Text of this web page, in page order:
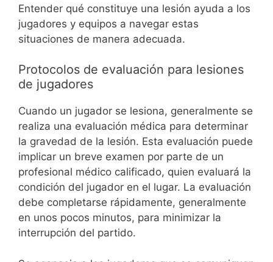
Entender qué constituye una lesión ayuda a los
jugadores y equipos a navegar estas
situaciones de manera adecuada.
Protocolos de evaluación para lesiones
de jugadores
Cuando un jugador se lesiona, generalmente se
realiza una evaluación médica para determinar
la gravedad de la lesión. Esta evaluación puede
implicar un breve examen por parte de un
profesional médico calificado, quien evaluará la
condición del jugador en el lugar. La evaluación
debe completarse rápidamente, generalmente
en unos pocos minutos, para minimizar la
interrupción del partido.